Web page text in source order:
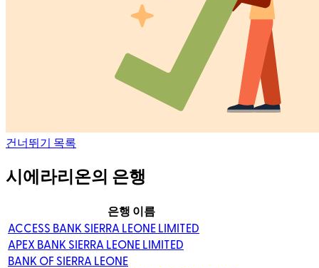
건너뛰기 목록
시에라리온의 은행
은행 이름
ACCESS BANK SIERRA LEONE LIMITED
APEX BANK SIERRA LEONE LIMITED
BANK OF SIERRA LEONE